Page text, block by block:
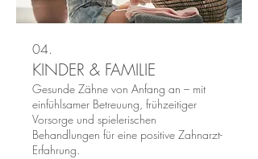
04.
KINDER & FAMILIE
Gesunde Zähne von Anfang an – mit
einfühlsamer Betreuung, frühzeitiger
Vorsorge und spielerischen
Behandlungen für eine positive Zahnarzt-
Erfahrung.